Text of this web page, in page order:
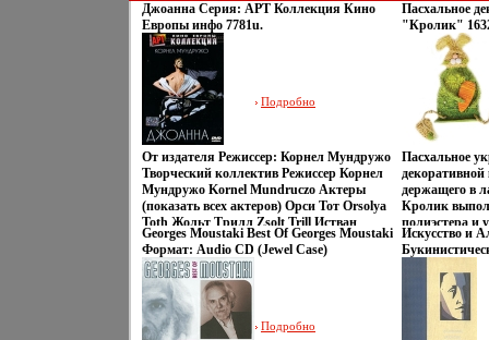
Джоанна Серия: АРТ Коллекция Кино
Европы инфо 7781u.
Подробно
От издателя Режиссер: Корнел Мундружо
Творческий коллектив Режиссер Корнел
Мундружо Kornel Mundruczo Актеры
(показать всех актеров) Орси Тот Orsolya
Toth Жольт Трилл Zsolt Trill Истван
Гантер вффхъ Istvan Ganter.
Georges Moustaki Best Of Georges Moustaki
Формат: Audio CD (Jewel Case)
Дистрибьюторы: Membran Music Ltd ,
Концерн "Группа Союз" Лицензионные
товары Характеристики аудионосителей
2004 г Сборник: Импортное издание инфо
2833u.
Подробно
Пасхальное
"Кролик"
Китай
Пасхальное
держащего в
Кролик
полиэстера и
интерьер
хорошим
европейской
на праздник
Искусство и
художник,
стр Тираж:
(~167x236